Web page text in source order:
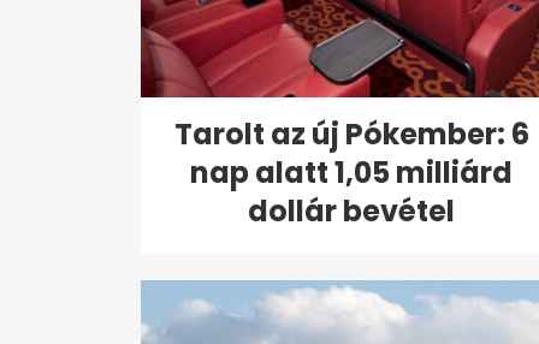
Tarolt az új Pókember: 6
nap alatt 1,05 milliárd
dollár bevétel